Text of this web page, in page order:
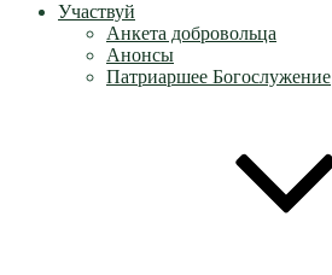
Участвуй
Анкета добровольца
Анонсы
Патриаршее Богослужение